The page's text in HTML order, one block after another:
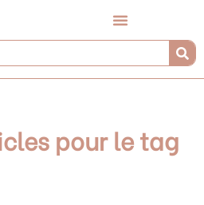
pour le tag